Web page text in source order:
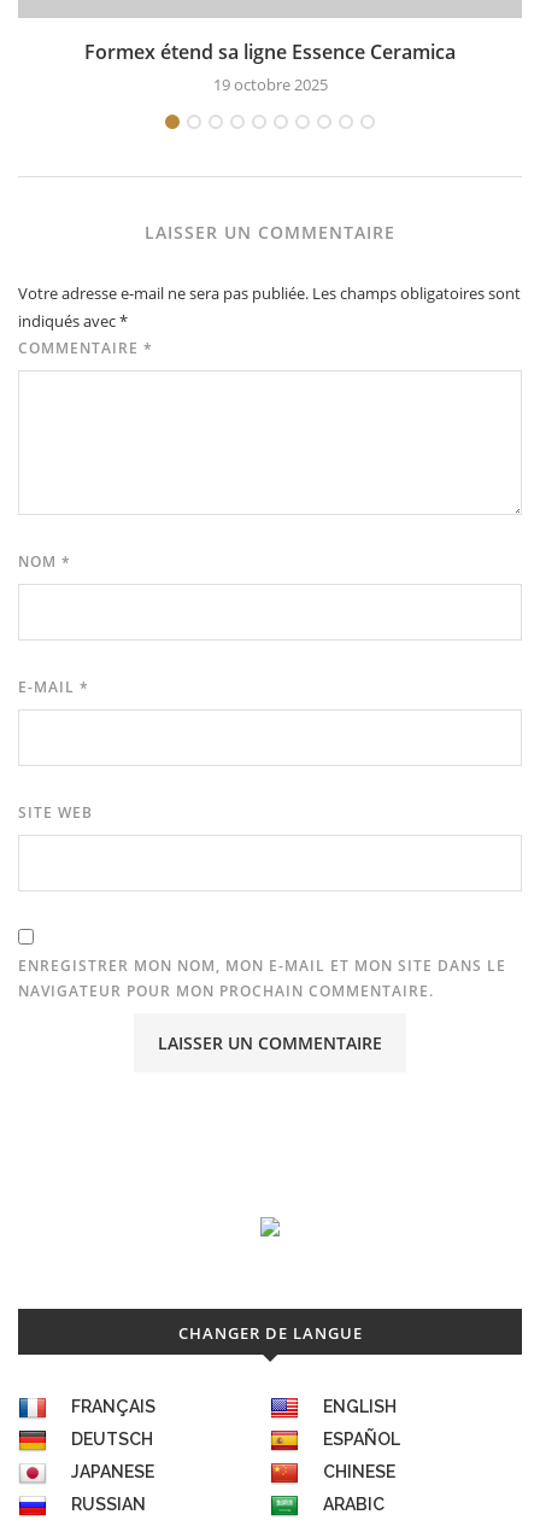
Formex étend sa ligne Essence Ceramica
19 octobre 2025
LAISSER UN COMMENTAIRE
Votre adresse e-mail ne sera pas publiée. Les champs obligatoires sont
indiqués avec*
COMMENTAIRE *
NOM *
E-MAIL *
SITE WEB
ENREGISTRER MON NOM, MON E-MAIL ET MON SITE DANS LE
NAVIGATEUR POUR MON PROCHAIN COMMENTAIRE.
CHANGER DE LANGUE
FRANÇAIS
ENGLISH
DEUTSCH
ESPAÑOL
JAPANESE
CHINESE
RUSSIAN
ARABIC